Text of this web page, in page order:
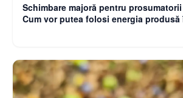
Schimbare majoră pentru
Cum vor putea folosi energia produsă